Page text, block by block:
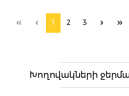
1 2 3
Խողովակների